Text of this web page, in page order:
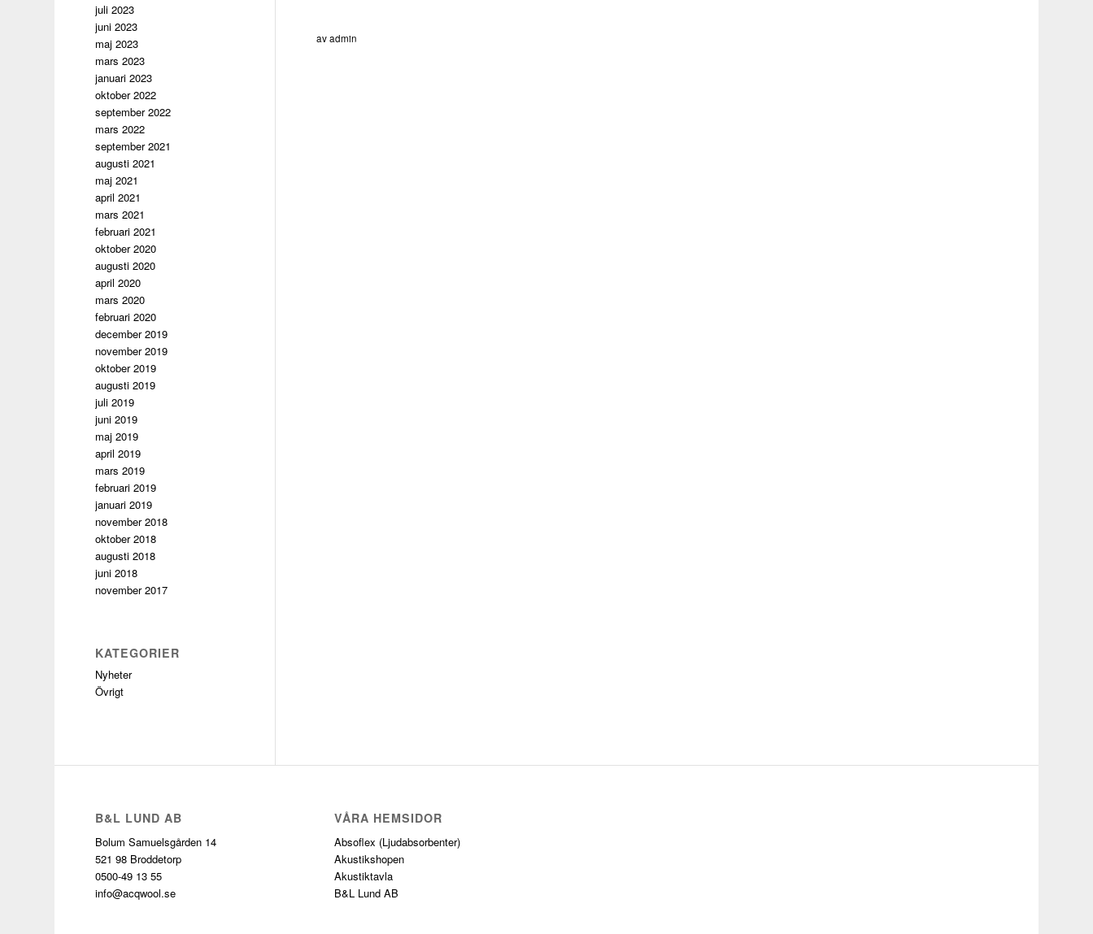
avadmin
juli 2023
juni 2023
maj 2023
mars 2023
januari 2023
oktober 2022
september 2022
mars 2022
september 2021
augusti 2021
maj 2021
april 2021
mars 2021
februari 2021
oktober 2020
augusti 2020
april 2020
mars 2020
februari 2020
december 2019
november 2019
oktober 2019
augusti 2019
juli 2019
juni 2019
maj 2019
april 2019
mars 2019
februari 2019
januari 2019
november 2018
oktober 2018
augusti 2018
juni 2018
november 2017
KATEGORIER
Nyheter
Övrigt
B&L LUND AB
Bolum Samuelsgården 14
521 98 Broddetorp
0500-49 13 55
info@acqwool.se
VÅRA HEMSIDOR
Absoflex (Ljudabsorbenter)
Akustikshopen
Akustiktavla
B&L Lund AB